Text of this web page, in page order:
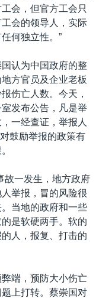
会，但官方工会只
会的领导人，实际
何独立性。”
认为中国政府的整
方官员及企业老板
伤亡人数。今天，
发布公告，凡是举
一经查证，举报人
鼓励举报的政策有
故一发生，地方政府
举报，冒的风险很
当地的政府和一些
是软硬两手。软的
人，报复、打击的
端，预防大小伤亡
上打转。蔡崇国对